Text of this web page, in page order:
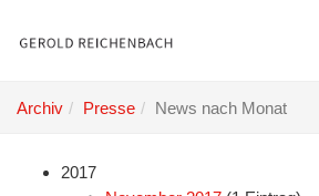
Archiv Presse News nach Monat
2017